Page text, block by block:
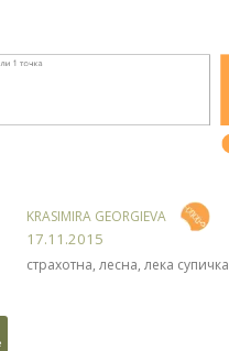
KRASIMIRA GEORGIEVA
17.11.2015
страхотна, лесна, лека супичка